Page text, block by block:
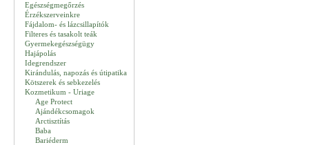
Egészségmegőrzés
Érzékszerveinkre
Fájdalom- és lázcsillapítók
Filteres és tasakolt teák
Gyermekegészségügy
Hajápolás
Idegrendszer
Kirándulás, napozás és útipatika
Kötszerek és sebkezelés
Kozmetikum - Uriage
Age Protect
Ajándékcsomagok
Arctisztítás
Baba
Bariéderm